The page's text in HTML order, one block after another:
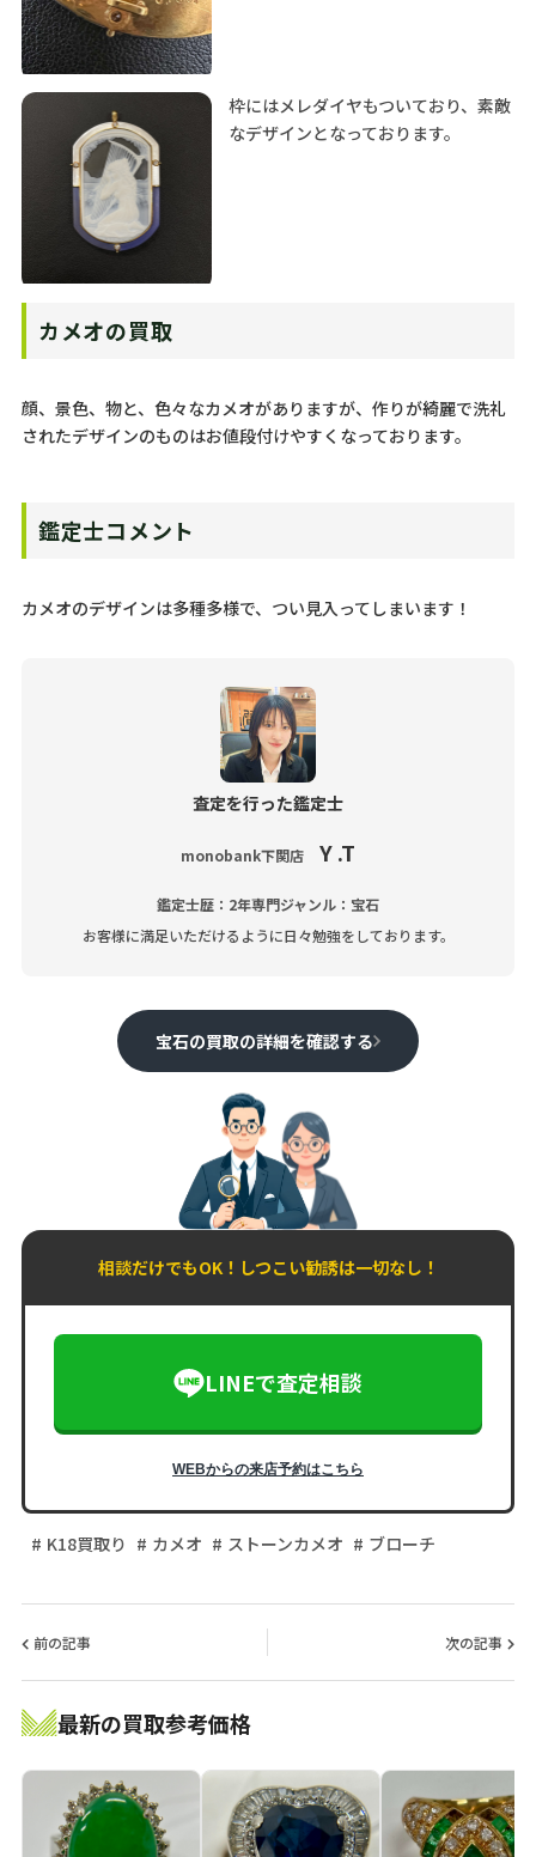
枠にはメレダイヤもついており、素敵
なデザインとなっております。
カメオの買取
顔、景色、物と、色々なカメオがありますが、作りが綺麗で洗礼
されたデザインのものはお値段付けやすくなっております。
鑑定士コメント
カメオのデザインは多種多様で、つい見入ってしまいます！
査定を行った鑑定士
monobank下関店 Y .T
鑑定士歴：2年専門ジャンル：宝石
お客様に満足いただけるように日々勉強をしております。
宝石の買取の詳細を確認する
相談だけでもOK！しつこい勧誘は一切なし！
LINEで査定相談
WEBからの来店予約はこちら
K18買取り カメオ ストーンカメオ ブローチ
前の記事 次の記事
最新の買取参考価格